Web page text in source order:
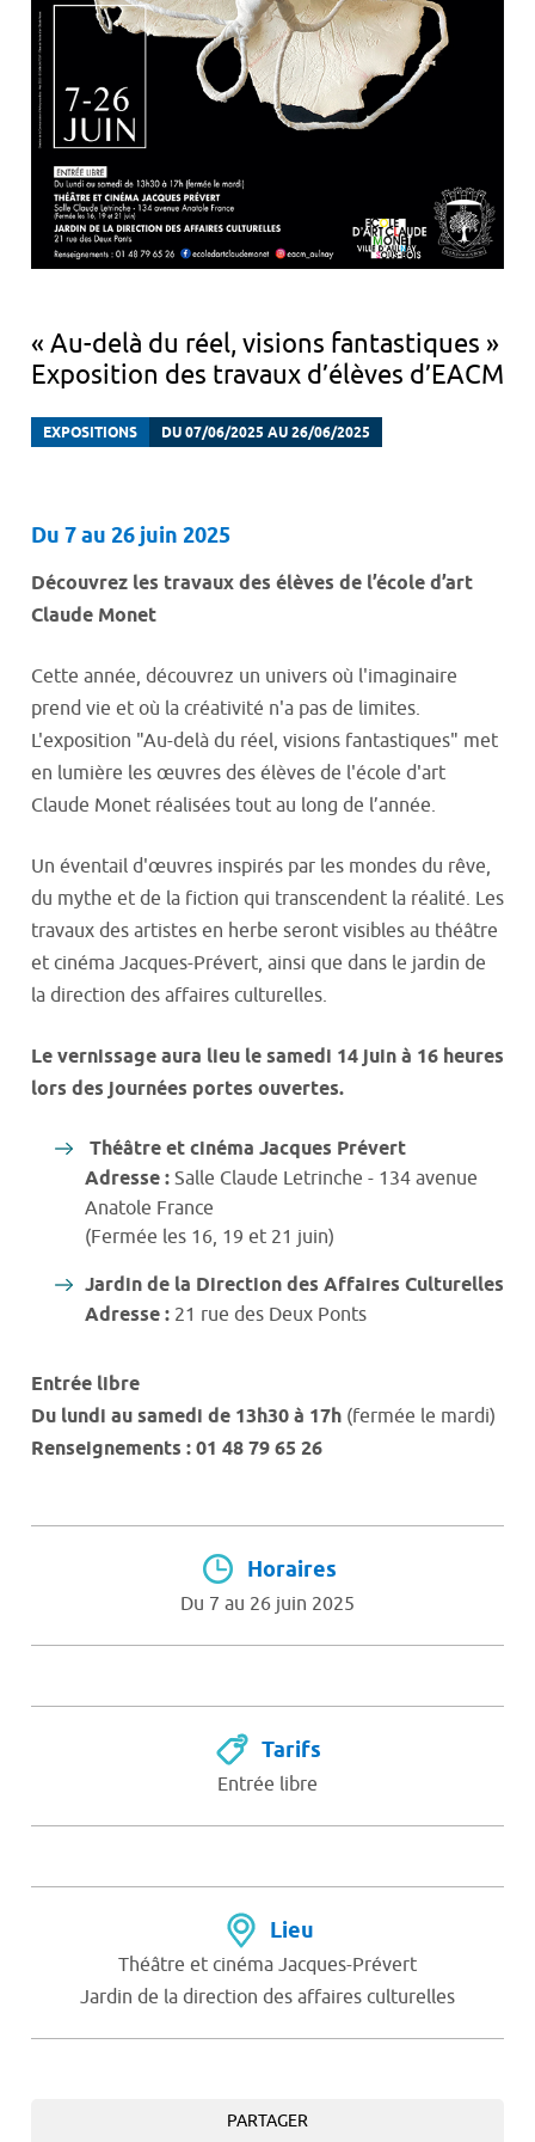
« Au-delà du réel, visions fantastiques »
Exposition des travaux d’élèves d’EACM
EXPOSITIONS DU 07/06/2025 AU 26/06/2025
Du 7 au 26 juin 2025
Découvrez les travaux des élèves de l’école d’art
Claude Monet
Cette année, découvrez un univers où l'imaginaire
prend vie et où la créativité n'a pas de limites.
L'exposition "Au-delà du réel, visions fantastiques" met
en lumière les œuvres des élèves de l'école d'art
Claude Monet réalisées tout au long de l’année.
Un éventail d'œuvres inspirés par les mondes du rêve,
du mythe et de la fiction qui transcendent la réalité. Les
travaux des artistes en herbe seront visibles au théâtre
et cinéma Jacques-Prévert, ainsi que dans le jardin de
la direction des affaires culturelles.
Le vernissage aura lieu le samedi 14 juin à 16 heures
lors des journées portes ouvertes.
Théâtre et cinéma Jacques Prévert
Adresse : Salle Claude Letrinche - 134 avenue
Anatole France
(Fermée les 16, 19 et 21 juin)
Jardin de la Direction des Affaires Culturelles
Adresse : 21 rue des Deux Ponts
Entrée libre
Du lundi au samedi de 13h30 à 17h (fermée le mardi)
Renseignements : 01 48 79 65 26
Horaires
Du 7 au 26 juin 2025
Tarifs
Entrée libre
Lieu
Théâtre et cinéma Jacques-Prévert
Jardin de la direction des affaires culturelles
PARTAGER